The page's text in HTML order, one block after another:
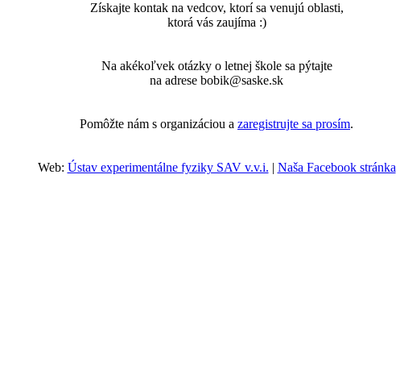
Získajte kontak na vedcov, ktorí sa venujú oblasti,
ktorá vás zaujíma :)
Na akékoľvek otázky o letnej škole sa pýtajte
na adrese bobik@saske.sk
Pomôžte nám s organizáciou a zaregistrujte sa prosím.
Web: Ústav experimentálne fyziky SAV v.v.i. | Naša Facebook stránka